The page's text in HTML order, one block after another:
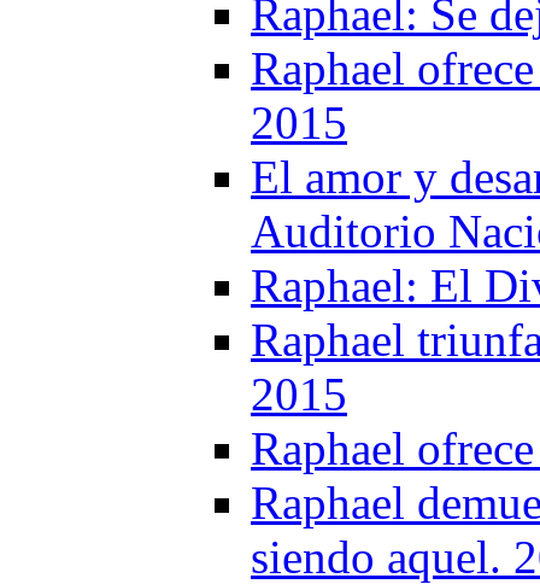
Raphael: Se
Raphael
2015
El amor y
Auditorio
Raphael: El
Raphael
2015
Raphael
Raphael
siendo aquel.